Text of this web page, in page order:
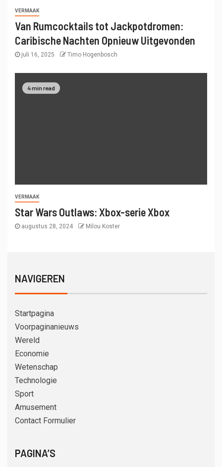
VERMAAK
Van Rumcocktails tot Jackpotdromen:
Caribische Nachten Opnieuw Uitgevonden
juli 16, 2025 Timo Hogenbosch
4 min read
VERMAAK
Star Wars Outlaws: Xbox-serie Xbox
augustus 28, 2024 Milou Koster
NAVIGEREN
Startpagina
Voorpaginanieuws
Wereld
Economie
Wetenschap
Technologie
Sport
Amusement
Contact Formulier
PAGINA’S